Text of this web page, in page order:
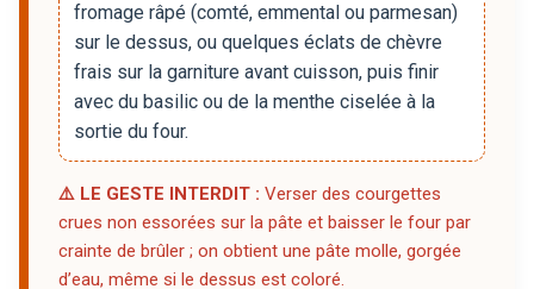
fromage râpé (comté, emmental ou parmesan)
sur le dessus, ou quelques éclats de chèvre
frais sur la garniture avant cuisson, puis finir
avec du basilic ou de la menthe ciselée à la
sortie du four.
⚠️ LE GESTE INTERDIT : Verser des courgettes
crues non essorées sur la pâte et baisser le four par
crainte de brûler ; on obtient une pâte molle, gorgée
d’eau, même si le dessus est coloré.